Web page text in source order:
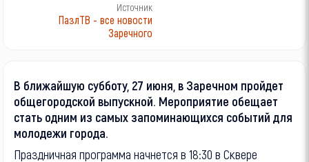
Источник
ПазлТВ - все новости
Заречного
В ближайшую субботу, 27 июня, в Заречном пройдет
общегородской выпускной. Мероприятие обещает
стать одним из самых запоминающихся событий для
молодежи города.
Праздничная программа начнется в 18:30 в Сквере